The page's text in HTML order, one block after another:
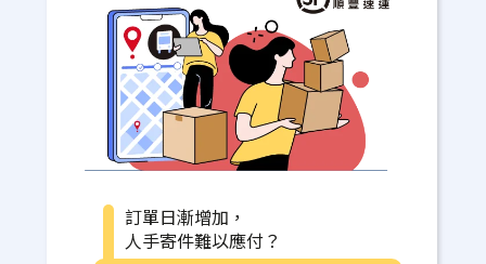
訂單日漸增加，
人手寄件難以應付？